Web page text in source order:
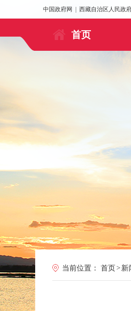
中国政府网 西藏自治区人民政
首页
当前位置： 首页>新